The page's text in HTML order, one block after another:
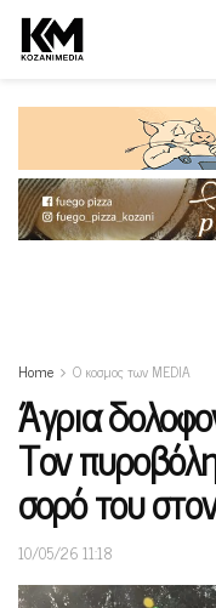
Home Ο κοσμος των MEDIA
Άγρια
Τον
σορό του
10/05/26 11:18